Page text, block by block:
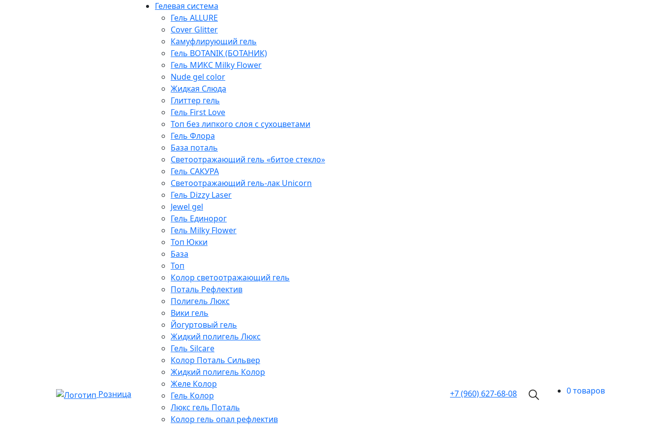
Розница
Гелевая система
Гель ALLURE
Cover Glitter
Камуфлирующий гель
Гель BOTANIK (БОТАНИК)
Гель МИКС Milky Flower
Nude gel color
Жидкая Слюда
Глиттер гель
Гель First Love
Топ без липкого слоя с сухоцветами
Гель Флора
База поталь
Светоотражающий гель «битое стекло»
Гель САКУРА
Светоотражающий гель-лак Unicorn
Гель Dizzy Laser
Jewel gel
Гель Единорог
Гель Milky Flower
Топ Юкки
База
Топ
Колор светоотражающий гель
Поталь Рефлектив
Полигель Люкс
Вики гель
Йогуртовый гель
Жидкий полигель Люкс
Гель Silcare
Колор Поталь Сильвер
Жидкий полигель Колор
Желе Колор
Гель Колор
Люкс гель Поталь
Колор гель опал рефлектив
+7 (960) 627-68-08 0 товаров